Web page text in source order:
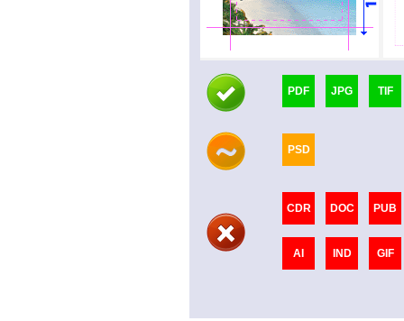
PDF JPG TIF
PSD
CDR DOC PUB
AI IND GIF